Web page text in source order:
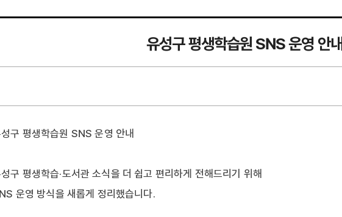
유성구 평생학습원 SNS 운영 안내
구 평생학습원 SNS 운영 안내
구 평생학습·도서관 소식을 더 쉽고 편리하게 전해드리기 위해
운영 방식을 새롭게 정리했습니다.